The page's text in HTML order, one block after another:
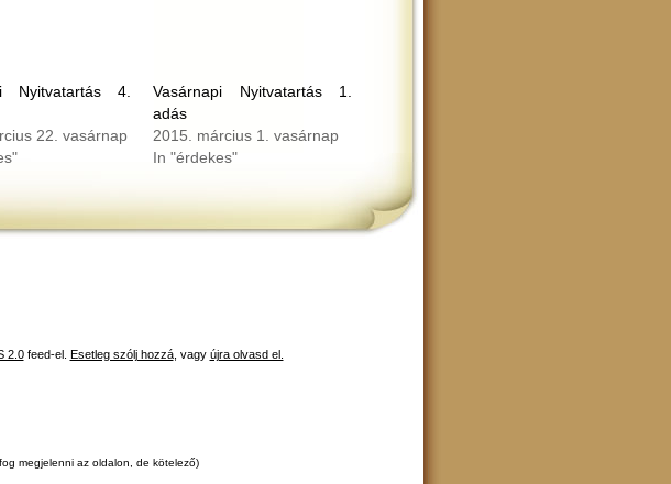
Nyitvatartás 4.
22. vasárnap
Vasárnapi Nyitvatartás 1.
adás
2015. március 1. vasárnap
In "érdekes"
2.0feed-el. Esetleg szólj hozzá, vagy újra olvasd el.
megjelenni az oldalon, de kötelező)